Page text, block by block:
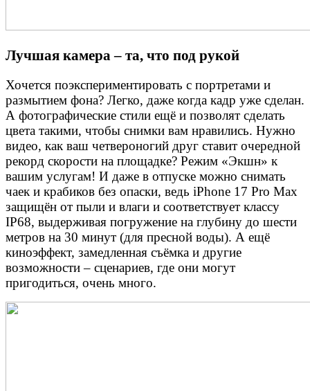
Лучшая камера – та, что под рукой
Хочется поэкспериментировать с портретами и
размытием фона? Легко, даже когда кадр уже сделан.
А фотографические стили ещё и позволят сделать
цвета такими, чтобы снимки вам нравились. Нужно
видео, как ваш четвероногий друг ставит очередной
рекорд скорости на площадке? Режим «Экшн» к
вашим услугам! И даже в отпуске можно снимать
чаек и крабиков без опаски, ведь iPhone 17 Pro Max
защищён от пыли и влаги и соответствует классу
IP68, выдерживая погружение на глубину до шести
метров на 30 минут (для пресной воды). А ещё
киноэффект, замедленная съёмка и другие
возможности – сценариев, где они могут
пригодиться, очень много.